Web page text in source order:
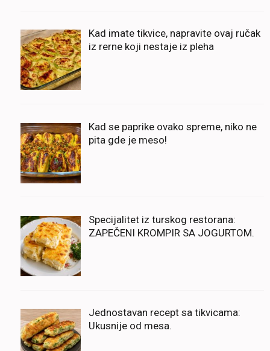
Kad imate tikvice, napravite ovaj ručak
iz rerne koji nestaje iz pleha
Kad se paprike ovako spreme, niko ne
pita gde je meso!
Specijalitet iz turskog restorana:
ZAPEČENI KROMPIR SA JOGURTOM.
Jednostavan recept sa tikvicama:
Ukusnije od mesa.